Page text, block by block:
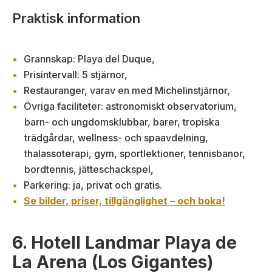
Praktisk information
Grannskap: Playa del Duque,
Prisintervall: 5 stjärnor,
Restauranger, varav en med Michelinstjärnor,
Övriga faciliteter: astronomiskt observatorium,
barn- och ungdomsklubbar, barer, tropiska
trädgårdar, wellness- och spaavdelning,
thalassoterapi, gym, sportlektioner, tennisbanor,
bordtennis, jätteschackspel,
Parkering: ja, privat och gratis.
Se bilder, priser, tillgänglighet – och boka!
6. Hotell Landmar Playa de
La Arena (Los Gigantes)